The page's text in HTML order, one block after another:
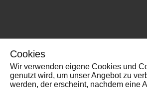
Cookies
Wir verwenden eigene Cookies und
genutzt wird, um unser Angebot zu
werden, der erscheint, nachdem eine